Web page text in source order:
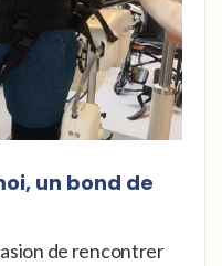
un bond de
de rencontrer